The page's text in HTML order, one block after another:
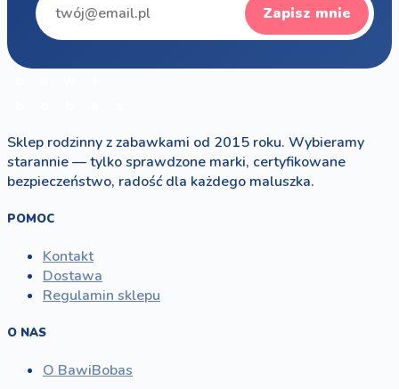
Zapisz mnie
Sklep rodzinny z zabawkami od 2015 roku. Wybieramy
starannie — tylko sprawdzone marki, certyfikowane
bezpieczeństwo, radość dla każdego maluszka.
POMOC
Kontakt
Dostawa
Regulamin sklepu
O NAS
O BawiBobas